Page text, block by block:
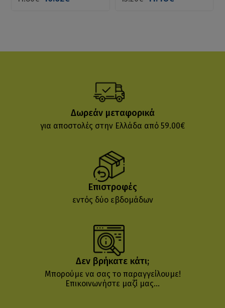
Δωρεάν μεταφορικά
για αποστολές στην Ελλάδα από 59.00€
Επιστροφές
εντός δύο εβδομάδων
Δεν βρήκατε κάτι;
Μπορούμε να σας το παραγγείλουμε!
Επικοινωνήστε μαζί μας...